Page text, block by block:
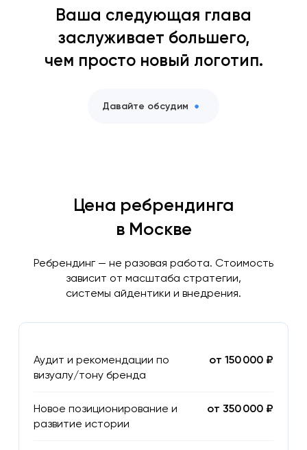
Ваша следующая глава
заслуживает большего,
чем просто новый логотип.
Давайте обсудим
Цена ребрендинга
в Москве
Ребрендинг — не разовая работа. Стоимость
зависит от масштаба стратегии,
системы айдентики и внедрения.
Аудит и рекомендации по
визуалу/тону бренда
от 150 000 ₽
Новое позиционирование и
развитие истории
от 350 000 ₽